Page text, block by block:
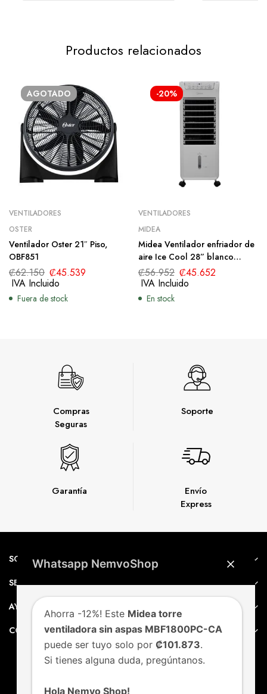
Productos relacionados
AGOTADO
VENTILADORES
OSTER
Ventilador Oster 21″ Piso,
OBF851
₡62.150 ₡45.539
IVA Incluido
Fuera de stock
-20%
VENTILADORES
MIDEA
Midea Ventilador enfriador de
aire Ice Cool 28” blanco
MAC28MW-CA
₡56.952 ₡45.652
IVA Incluido
En stock
Garantía
Compras
Seguras
Envío
Express
Soporte
SOBRE NEMVO
SERVICIO AL CLIENTE
AYUDA
CONTACTO
Whatsapp NemvoShop
Ahorra -12%! Este Midea torre
ventiladora sin aspas MBF1800PC-CA
puede ser tuyo solo por ₡101.873.
Si tienes alguna duda, pregúntanos.
Hola Nemvo Shop!